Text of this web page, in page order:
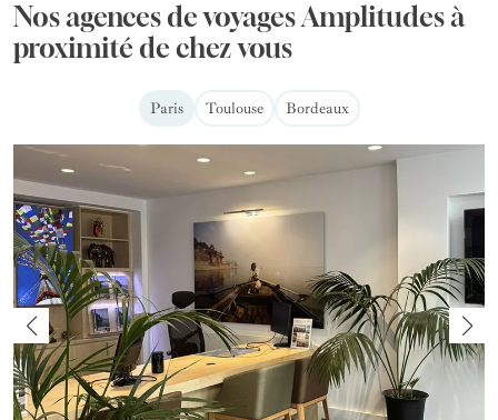
Nos agences de voyages Amplitudes à
proximité de chez vous
Paris Toulouse Bordeaux